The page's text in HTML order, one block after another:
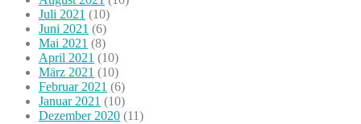
Juli 2021 (10)
Juni 2021 (6)
Mai 2021 (8)
April 2021 (10)
März 2021 (10)
Februar 2021 (6)
Januar 2021 (10)
Dezember 2020 (11)